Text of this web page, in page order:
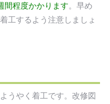
間程度かかります。早め
工するよう注意しましょ
うやく着工です。改修図